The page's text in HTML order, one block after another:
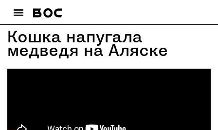
Кошка напугала
медведя на Аляске